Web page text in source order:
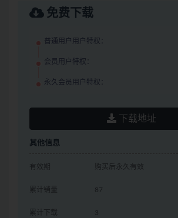
免费下载
普通用户用户特权：
会员用户特权：
永久会员用户特权：
下载地址
其他信息
有效期 购买后永久有效
累计销量 87
累计下载 3